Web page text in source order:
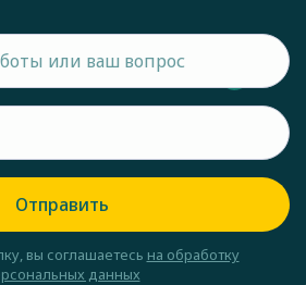
Отправить
вы соглашаетесь на обработку
данных